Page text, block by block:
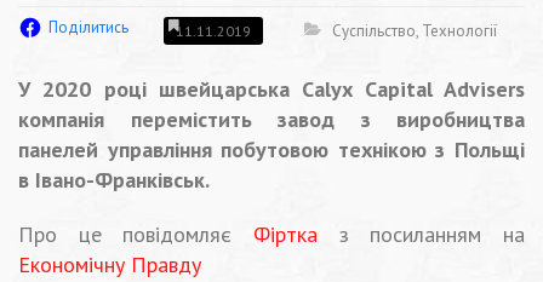
Поділитись 11.11.2019 Суспільство, Технології
У 2020 році швейцарська Calyx Capital Advisers
компанія перемістить завод з виробництва
панелей управління побутовою технікою з Польщі
в Івано-Франківськ.
Про це повідомляє Фіртка з посиланням на
Економічну Правду